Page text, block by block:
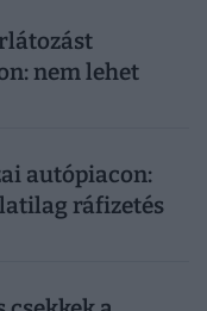
nem lehet
autópiacon:
ráfizetés